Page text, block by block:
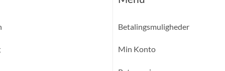
Betalingsmuligheder
Min Konto